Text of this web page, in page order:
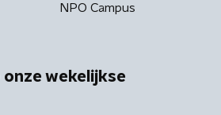
NPO Campus
wekelijkse